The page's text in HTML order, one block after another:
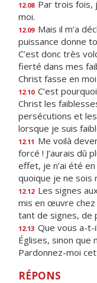
12.08 Par trois fois,
moi.
12.09 Mais il m’a
puissance donne
C’est donc très
fierté dans mes
Christ fasse en
12.10 C’est
Christ les
persécutions et
lorsque je suis
12.11 Me voilà
forcé ! J’aurais dû
effet, je n’ai été
quoique je ne sois
12.12 Les signes
mis en œuvre
tant de signes, de
12.13 Que vous a-
Églises, sinon que
Pardonnez-moi
RÉPONS